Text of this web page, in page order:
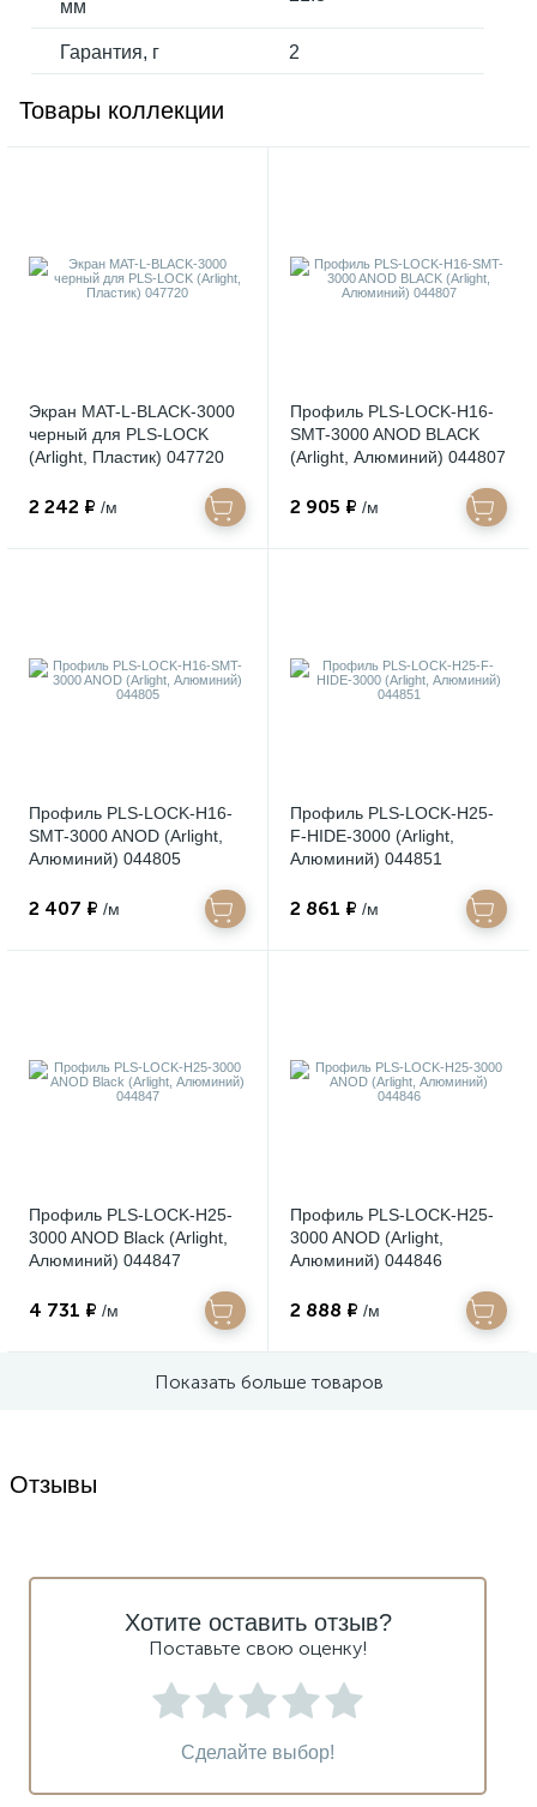
мм
Гарантия, г 2
Товары коллекции
Экран MAT-L-BLACK-3000
черный для PLS-LOCK
(Arlight, Пластик) 047720
2 242 ₽ /м
Профиль PLS-LOCK-H16-
SMT-3000 ANOD BLACK
(Arlight, Алюминий) 044807
2 905 ₽ /м
Профиль PLS-LOCK-H16-
SMT-3000 ANOD (Arlight,
Алюминий) 044805
2 407 ₽ /м
Профиль PLS-LOCK-H25-
F-HIDE-3000 (Arlight,
Алюминий) 044851
2 861 ₽ /м
Профиль PLS-LOCK-H25-
3000 ANOD Black (Arlight,
Алюминий) 044847
4 731 ₽ /м
Профиль PLS-LOCK-H25-
3000 ANOD (Arlight,
Алюминий) 044846
2 888 ₽ /м
Показать больше товаров
Отзывы
Хотите оставить отзыв?
Поставьте свою оценку!
Сделайте выбор!